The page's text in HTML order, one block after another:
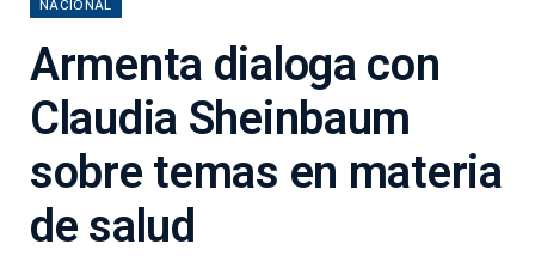
NACIONAL
Armenta dialoga con
Claudia Sheinbaum
sobre temas en materia
de salud